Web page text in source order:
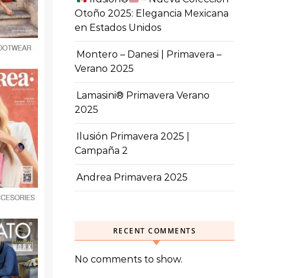
Otoño 2025: Elegancia Mexicana
en Estados Unidos
Montero – Danesi | Primavera –
Verano 2025
Lamasini® Primavera Verano
2025
Ilusión Primavera 2025 |
Campaña 2
Andrea Primavera 2025
RECENT COMMENTS
No comments to show.